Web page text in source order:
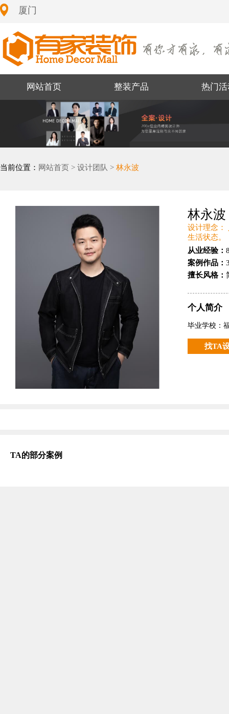
厦门
网站首页 整装产品 热门活
当前位置： 网站首页 > 设计团队 > 林永波
林永波
设计理念：
生活状态。
从业经验：
案例作品：
擅长风格：
个人简介
毕业学校：
找TA
TA的部分案例